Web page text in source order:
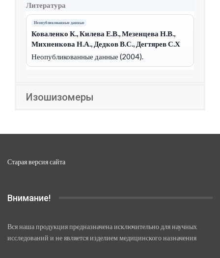
Литература
Неопубликованные данные
Коваленко К., Килева Е.В., Мезенцева Н.В.,
Михненкова Н.А., Дедков В.С., Дегтярев С.Х
Неопубликованные данные (2004).
Изошизомеры
Старая версия сайта
Внимание!
Вся наша продукция предназначена исключительно для научных
исследований и не является изделием медицинского назначения